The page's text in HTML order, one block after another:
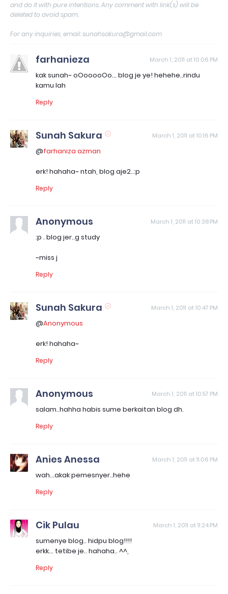
and do it with pure intentions. Any comment with link(s) will be
deleted to avoid spam.
For any inquiries, email: sunahsakura@gmail.com
farhanieza March 1, 2011 at 10:06 PM
kak sunah~ oOooooOo... blog je ye! hehehe..rindu
kamu lah
Reply
Sunah Sakura March 1, 2011 at 10:16 PM
@farhaniza azman
erk! hahaha~ ntah, blog aje2..:p
Reply
Anonymous March 1, 2011 at 10:38 PM
:p . blog jer..g study
~miss j
Reply
Sunah Sakura March 1, 2011 at 10:47 PM
@Anonymous
erk! hahaha~
Reply
Anonymous March 1, 2011 at 10:57 PM
salam..hahha habis sume berkaitan blog dh.
Reply
Anies Anessa March 1, 2011 at 11:06 PM
wah...akak pemesnyer..hehe
Reply
Cik Pulau March 1, 2011 at 11:24 PM
sumenye blog.. hidpu blog!!!!
erkk... tetibe je.. hahaha.. ^^,
Reply